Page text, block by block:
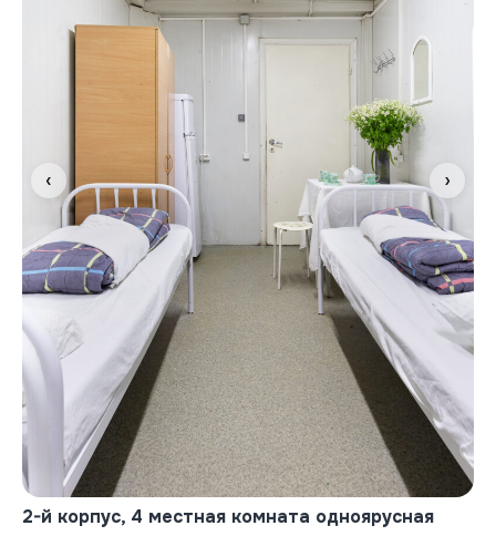
‹ ›
2-й корпус, 4 местная комната одноярусная